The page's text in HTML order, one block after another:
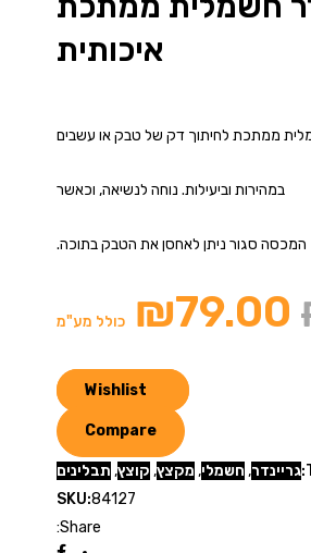
איכותית
ממתכת לחיתוך דק של טבק או עשבים
במהירות וביעילות. נוחה לנשיאה, וכאשר
המכסה סגור ניתן לאחסן את הטבק בתוכה.
₪79.00 כולל מע"מ
Wishlist
Compare
גריינדר, חשמלי, מקצץ, קוצץ, תבלינים
SKU:84127
Share: